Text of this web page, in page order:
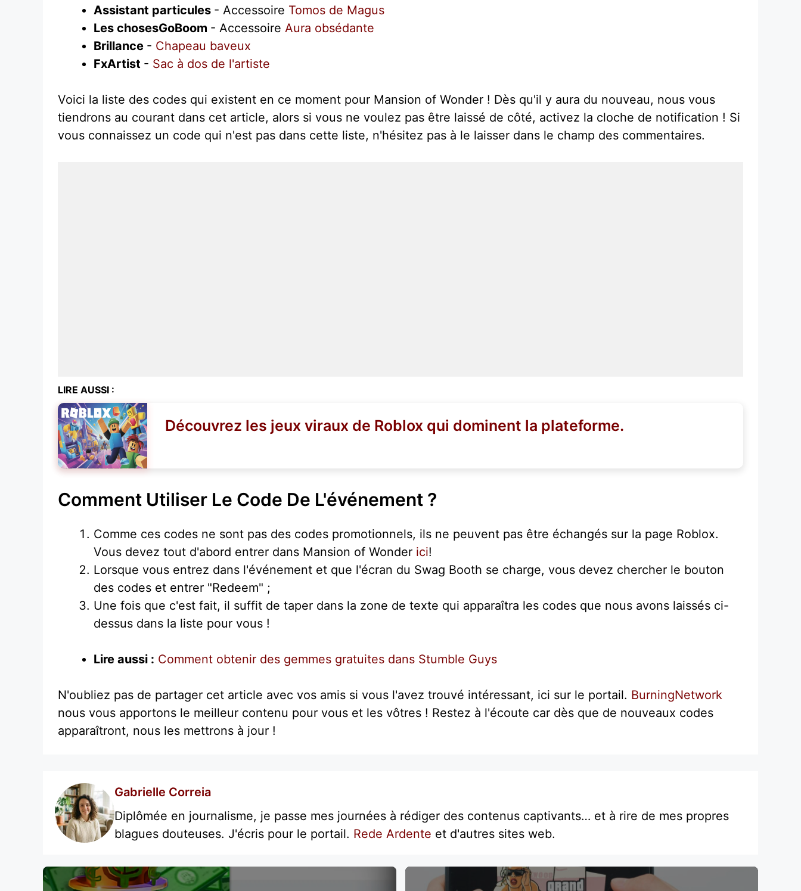
Assistant particules - Accessoire Tomos de Magus
Les chosesGoBoom - Accessoire Aura obsédante
Brillance - Chapeau baveux
FxArtist - Sac à dos de l'artiste
Voici la liste des codes qui existent en ce moment pour Mansion of Wonder ! Dès qu'il y aura du nouveau, nous vous
tiendrons au courant dans cet article, alors si vous ne voulez pas être laissé de côté, activez la cloche de notification ! Si
vous connaissez un code qui n'est pas dans cette liste, n'hésitez pas à le laisser dans le champ des commentaires.
LIRE AUSSI :
Découvrez les jeux viraux de Roblox qui dominent la plateforme.
Comment Utiliser Le Code De L'événement ?
Comme ces codes ne sont pas des codes promotionnels, ils ne peuvent pas être échangés sur la page Roblox.
Vous devez tout d'abord entrer dans Mansion of Wonder ici!
Lorsque vous entrez dans l'événement et que l'écran du Swag Booth se charge, vous devez chercher le bouton
des codes et entrer "Redeem" ;
Une fois que c'est fait, il suffit de taper dans la zone de texte qui apparaîtra les codes que nous avons laissés ci-
dessus dans la liste pour vous !
Lire aussi : Comment obtenir des gemmes gratuites dans Stumble Guys
N'oubliez pas de partager cet article avec vos amis si vous l'avez trouvé intéressant, ici sur le portail. BurningNetwork
nous vous apportons le meilleur contenu pour vous et les vôtres ! Restez à l'écoute car dès que de nouveaux codes
apparaîtront, nous les mettrons à jour !
Gabrielle Correia
Diplômée en journalisme, je passe mes journées à rédiger des contenus captivants… et à rire de mes propres
blagues douteuses. J'écris pour le portail. Rede Ardente et d'autres sites web.